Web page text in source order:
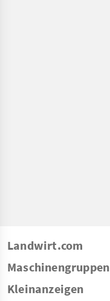
Landwirt.com
Maschinengruppen
Kleinanzeigen